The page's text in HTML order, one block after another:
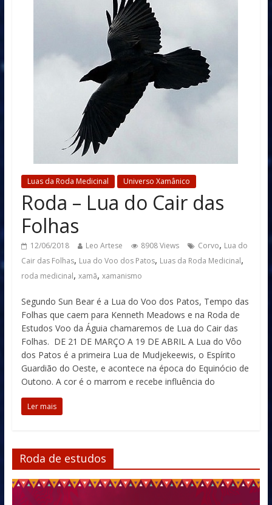
Luas da Roda Medicinal Universo Xamânico
Roda – Lua do Cair das
Folhas
12/06/2018 Leo Artese 8908 Views Corvo, Lua do
Cair das Folhas, Lua do Voo dos Patos, Luas da Roda Medicinal,
roda medicinal, xamã, xamanismo
Segundo Sun Bear é a Lua do Voo dos Patos, Tempo das
Folhas que caem para Kenneth Meadows e na Roda de
Estudos Voo da Águia chamaremos de Lua do Cair das
Folhas. DE 21 DE MARÇO A 19 DE ABRIL A Lua do Vôo
dos Patos é a primeira Lua de Mudjekeewis, o Espírito
Guardião do Oeste, e acontece na época do Equinócio de
Outono. A cor é o marrom e recebe influência do
Ler mais
Roda de estudos